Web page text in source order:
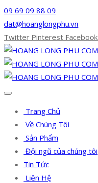
09 69 09 88 09
dat@hoanglongphu.vn
Twitter Pinterest Facebook
Trang Chủ
Về Chúng Tôi
Sản Phẩm
Đội ngũ của chúng tôi
Tin Tức
Liên Hệ